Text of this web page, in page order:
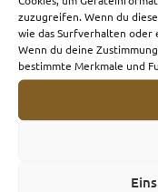
zuzugreifen. Wenn du
wie das Surfverhalten oder
Wenn du deine
bestimmte Merkmale und